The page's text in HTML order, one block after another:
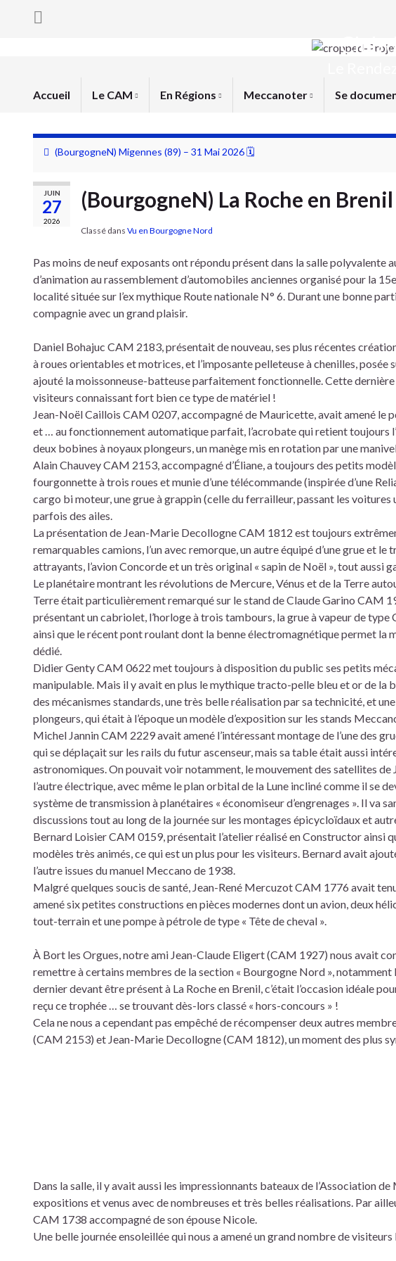
Club
Accueil Le CAM En Régions Meccanoter Se
(BourgogneN) Migennes (89) – 31 Mai 2026 🗓
JUIN
27
2026
(BourgogneN) La Roche en
Classé dans Vu en Bourgogne Nord
Pas moins de neuf exposants ont répondu présent dans la salle
d’animation au rassemblement d’automobiles anciennes organisé pour la
localité située sur l’ex mythique Route nationale N° 6. Durant une bonne
compagnie avec un grand plaisir.
Daniel Bohajuc CAM 2183, présentait de nouveau, ses plus récentes
à roues orientables et motrices, et l’imposante pelleteuse à chenilles,
ajouté la moissonneuse-batteuse parfaitement fonctionnelle. Cette
visiteurs connaissant fort bien ce type de matériel !
Jean-Noël Caillois CAM 0207, accompagné de Mauricette, avait amené le
et … au fonctionnement automatique parfait, l’acrobate qui retient toujours
deux bobines à noyaux plongeurs, un manège mis en rotation par une
Alain Chauvey CAM 2153, accompagné d’Éliane, a toujours des petits
fourgonnette à trois roues et munie d’une télécommande (inspirée d’une
cargo bi moteur, une grue à grappin (celle du ferrailleur, passant les voitures
parfois des ailes.
La présentation de Jean-Marie Decollogne CAM 1812 est toujours
remarquables camions, l’un avec remorque, un autre équipé d’une grue et
attrayants, l’avion Concorde et un très original « sapin de Noël », tout aussi
Le planétaire montrant les révolutions de Mercure, Vénus et de la Terre
Terre était particulièrement remarqué sur le stand de Claude Garino CAM
présentant un cabriolet, l’horloge à trois tambours, la grue à vapeur de
ainsi que le récent pont roulant dont la benne électromagnétique permet la
dédié.
Didier Genty CAM 0622 met toujours à disposition du public ses petits
manipulable. Mais il y avait en plus le mythique tracto-pelle bleu et or de la
des mécanismes standards, une très belle réalisation par sa technicité, et
plongeurs, qui était à l’époque un modèle d’exposition sur les stands
Michel Jannin CAM 2229 avait amené l’intéressant montage de l’une des
qui se déplaçait sur les rails du futur ascenseur, mais sa table était aussi
astronomiques. On pouvait voir notamment, le mouvement des satellites de
l’autre électrique, avec même le plan orbital de la Lune incliné comme il se
système de transmission à planétaires « économiseur d’engrenages ». Il va
discussions tout au long de la journée sur les montages épicycloïdaux et
Bernard Loisier CAM 0159, présentait l’atelier réalisé en Constructor ainsi
modèles très animés, ce qui est un plus pour les visiteurs. Bernard avait
l’autre issues du manuel Meccano de 1938.
Malgré quelques soucis de santé, Jean-René Mercuzot CAM 1776 avait
amené six petites constructions en pièces modernes dont un avion, deux
tout-terrain et une pompe à pétrole de type « Tête de cheval ».
À Bort les Orgues, notre ami Jean-Claude Eligert (CAM 1927) nous avait
remettre à certains membres de la section « Bourgogne Nord »,
dernier devant être présent à La Roche en Brenil, c’était l’occasion idéale
reçu ce trophée … se trouvant dès-lors classé « hors-concours » !
Cela ne nous a cependant pas empêché de récompenser deux autres
(CAM 2153) et Jean-Marie Decollogne (CAM 1812), un moment des plus
Dans la salle, il y avait aussi les impressionnants bateaux de l’Association
expositions et venus avec de nombreuses et très belles réalisations. Par
CAM 1738 accompagné de son épouse Nicole.
Une belle journée ensoleillée qui nous a amené un grand nombre de